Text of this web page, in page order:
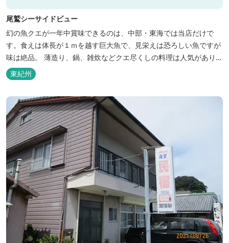
尾鷲シーサイドビュー
幻の魚クエが一年中賞味できるのは、中部・東海では当店だけで
す。食えは体長が１ｍを越す巨大魚で、見栄えは恐ろしい魚ですが
味は絶品。 薄造り、鍋、雑炊などクエ尽くしの料理は人気がありま
す。ぜひご賞味ください（料理だけでも歌。また、宿泊者には船で
の無料遊覧サービス（１時間）を行ないます。
東紀州